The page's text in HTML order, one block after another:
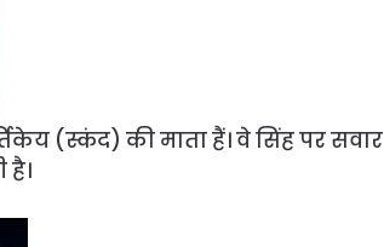
(स्कंद) की माता हैं। वे सिंह पर सवार
है।